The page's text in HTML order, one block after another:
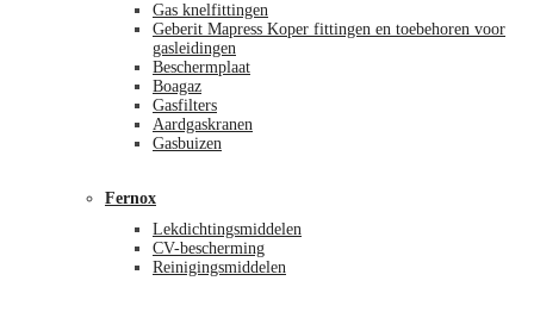
Gas knelfittingen
Geberit Mapress Koper fittingen en toebehoren voor
gasleidingen
Beschermplaat
Boagaz
Gasfilters
Aardgaskranen
Gasbuizen
Fernox
Lekdichtingsmiddelen
CV-bescherming
Reinigingsmiddelen